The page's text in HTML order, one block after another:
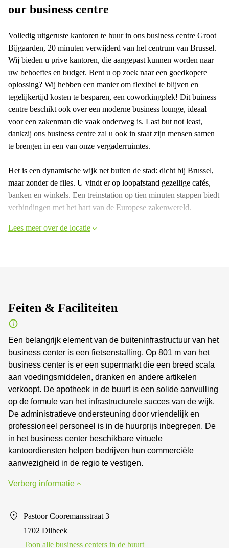
our business centre
Volledig uitgeruste kantoren te huur in ons business centre Groot
Bijgaarden, 20 minuten verwijderd van het centrum van Brussel.
Wij bieden u prive kantoren, die aangepast kunnen worden naar
uw behoeftes en budget. Bent u op zoek naar een goedkopere
oplossing? Wij hebben een manier om flexibel te blijven en
tegelijkertijd kosten te besparen, een coworkingplek! Dit buiness
centre beschikt ook over een moderne business lounge, ideaal
voor een zakenman die vaak onderweg is. Last but not least,
dankzij ons business centre zal u ook in staat zijn mensen samen
te brengen in een van onze vergaderruimtes.
Het is een dynamische wijk net buiten de stad: dicht bij Brussel,
maar zonder de files. U vindt er op loopafstand gezellige cafés,
banken en winkels. Een treinstation op tien minuten stappen biedt
verbindingen met het hart van de Europese zakenwereld.
Lees meer over de locatie
Feiten & Faciliteiten
Een belangrijk element van de buiteninfrastructuur van het
business center is een fietsenstalling. Op 801 m van het
business center is er een supermarkt die een breed scala
aan voedingsmiddelen, dranken en andere artikelen
verkoopt. De apotheek in de buurt is een solide aanvulling
op de formule van het infrastructurele succes van de wijk.
De administratieve ondersteuning door vriendelijk en
professioneel personeel is in de huurprijs inbegrepen. De
in het business center beschikbare virtuele
kantoordiensten helpen bedrijven hun commerciële
aanwezigheid in de regio te vestigen.
Verberg informatie
Pastoor Cooremansstraat 3
1702 Dilbeek
Toon alle business centers in de buurt